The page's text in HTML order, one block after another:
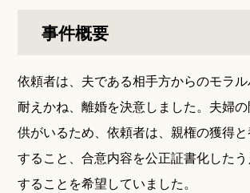
事件概要
依頼者は、夫である相手方からのモラ
耐えかね、離婚を決意しました。夫婦
供がいるため、依頼者は、親権の獲得
すること、合意内容を公正証書化した
することを希望していました。